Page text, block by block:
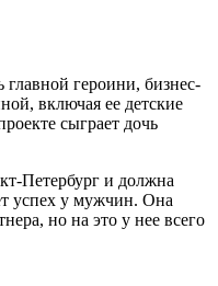
главной героини, бизнес-
включая ее детские
сыграет дочь
Петербург и должна
успех у мужчин. Она
но на это у нее всего